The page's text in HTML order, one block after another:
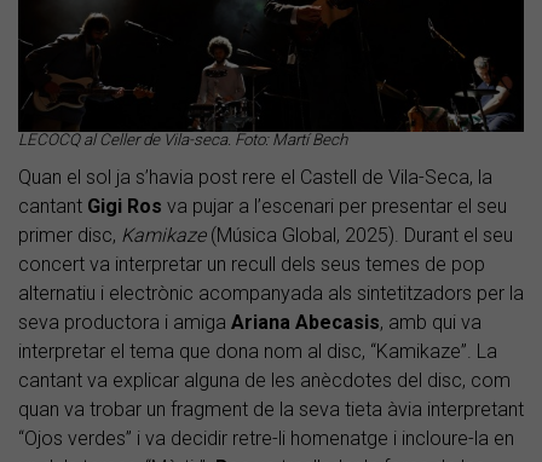
LECOCQ al Celler de Vila-seca. Foto: Martí Bech
Quan el sol ja s’havia post rere el Castell de Vila-Seca, la
cantant Gigi Ros va pujar a l’escenari per presentar el seu
primer disc, Kamikaze(Música Global, 2025). Durant el seu
concert va interpretar un recull dels seus temes de pop
alternatiu i electrònic acompanyada als sintetitzadors per la
seva productora i amiga Ariana Abecasis, amb qui va
interpretar el tema que dona nom al disc, “Kamikaze”. La
cantant va explicar alguna de les anècdotes del disc, com
quan va trobar un fragment de la seva tieta àvia interpretant
“Ojos verdes” i va decidir retre-li homenatge i incloure-la en